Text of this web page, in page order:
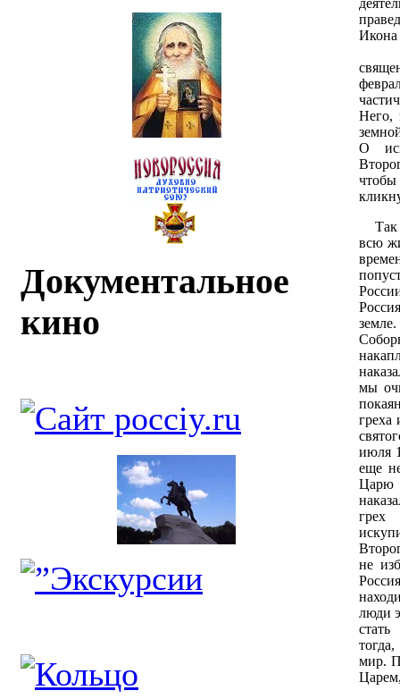
Документальное
кино
Икона
Него,
О
Так
всю
мы
греха
июля
еще
Царю
не
люди
мир.